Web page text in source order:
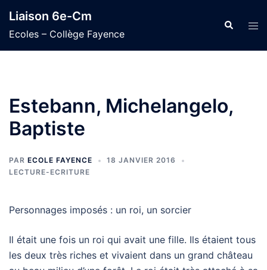
au
contenu
Liaison 6e-Cm
Ecoles – Collège Fayence
Estebann, Michelangelo,
Baptiste
PAR ECOLE FAYENCE
18 JANVIER 2016
LECTURE-ECRITURE
Personnages imposés : un roi, un sorcier
Il était une fois un roi qui avait une fille. Ils étaient tous
les deux très riches et vivaient dans un grand château